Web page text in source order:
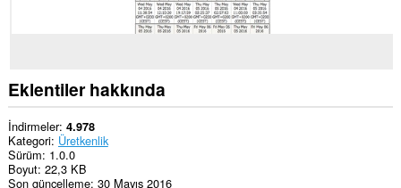
Eklentiler hakkında
İndirmeler 4.978
Kategori Üretkenlik
Sürüm 1.0.0
Boyut 22,3 KB
Son güncelleme 30 Mayıs 2016